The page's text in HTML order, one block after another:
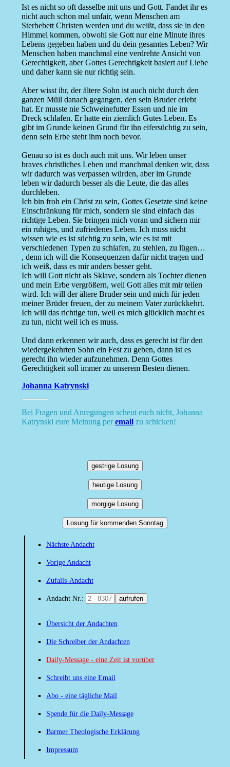
Ist es nicht so oft dasselbe mit uns und Gott. Fandet ihr es
nicht auch schon mal unfair, wenn Menschen am
Sterbebett Christen werden und du weißt, dass sie in den
Himmel kommen, obwohl sie Gott nur eine Minute ihres
Lebens gegeben haben und du dein gesamtes Leben? Wir
Menschen haben manchmal eine verdrehte Ansicht von
Gerechtigkeit, aber Gottes Gerechtigkeit basiert auf Liebe
und daher kann sie nur richtig sein.
Aber wisst ihr, der ältere Sohn ist auch nicht durch den
ganzen Müll danach gegangen, den sein Bruder erlebt
hat. Er musste nie Schweinefutter Essen und nie im
Dreck schlafen. Er hatte ein ziemlich Gutes Leben. Es
gibt im Grunde keinen Grund für ihn eifersüchtig zu sein,
denn sein Erbe steht ihm noch bevor.
Genau so ist es doch auch mit uns. Wir leben unser
braves christliches Leben und manchmal denken wir, dass
wir dadurch was verpassen würden, aber im Grunde
leben wir dadurch besser als die Leute, die das alles
durchleben.
Ich bin froh ein Christ zu sein, Gottes Gesetzte sind keine
Einschränkung für mich, sondern sie sind einfach das
richtige Leben. Sie bringen mich voran und sichern mir
ein ruhiges, und zufriedenes Leben. Ich muss nicht
wissen wie es ist süchtig zu sein, wie es ist mit
verschiedenen Typen zu schlafen, zu stehlen, zu lügen…
, denn ich will die Konsequenzen dafür nicht tragen und
ich weiß, dass es mir anders besser geht.
Ich will Gott nicht als Sklave, sondern als Tochter dienen
und mein Erbe vergrößern, weil Gott alles mit mir teilen
wird. Ich will der ältere Bruder sein und mich für jeden
meiner Brüder freuen, der zu meinem Vater zurückkehrt.
Ich will das richtige tun, weil es mich glücklich macht es
zu tun, nicht weil ich es muss.
Und dann erkennen wir auch, dass es gerecht ist für den
wiedergekehrten Sohn ein Fest zu geben, dann ist es
gerecht ihn wieder aufzunehmen. Denn Gottes
Gerechtigkeit soll immer zu unserem Besten dienen.
Johanna Katrynski
Bei Fragen und Anregungen scheut euch nicht, Johanna
Katrynski eure Meinung peremailzu schicken!
gestrige Losung
heutige Losung
morgige Losung
Losung für kommenden Sonntag
Nächste Andacht
Vorige Andacht
Zufalls-Andacht
Andacht Nr.: aufrufen
Übersicht der Andachten
Die Schreiber der Andachten
Daily-Message - eine Zeit ist vorüber
Schreibt uns eine Email
Abo - eine tägliche Mail
Spende für die Daily-Message
Barmer Theologische Erklärung
Impressum